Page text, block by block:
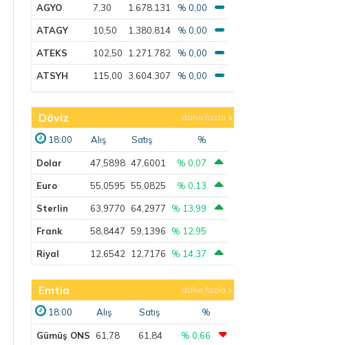
AGYO 7,30 1.678.131 % 0,00
ATAGY 10,50 1.380.814 % 0,00
ATEKS 102,50 1.271.782 % 0,00
ATSYH 115,00 3.604.307 % 0,00
Döviz daha fazla
18:00 Alış Satış %
Dolar 47,5898 47,6001 % 0,07
Euro 55,0595 55,0825 % 0,13
Sterlin 63,9770 64,2977 % 13,99
Frank 58,8447 59,1396 % 12,95
Riyal 12,6542 12,7176 % 14,37
Emtia daha fazla
18:00 Alış Satış %
Gümüş ONS 61,78 61,84
% 0,66